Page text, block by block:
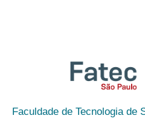
Faculdade de Tecnologia de